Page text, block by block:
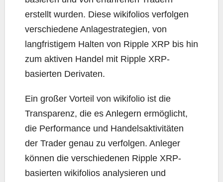
erstellt wurden. Diese wikifolios verfolgen
verschiedene Anlagestrategien, von
langfristigem Halten von Ripple XRP bis hin
zum aktiven Handel mit Ripple XRP-
basierten Derivaten.
Ein großer Vorteil von wikifolio ist die
Transparenz, die es Anlegern ermöglicht,
die Performance und Handelsaktivitäten
der Trader genau zu verfolgen. Anleger
können die verschiedenen Ripple XRP-
basierten wikifolios analysieren und